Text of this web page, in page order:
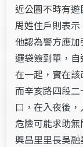
近公園不時有
周姓住戶則表示
他認為警方應
邏袋簽到單，
在一起，實在該
而辛亥路四段
口，在入夜後
危險可能求助無
興昌里里長吳融